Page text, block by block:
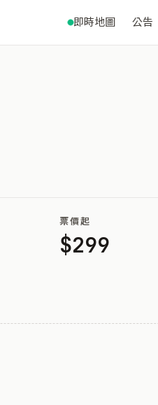
即時地圖 公告
票價起
$299